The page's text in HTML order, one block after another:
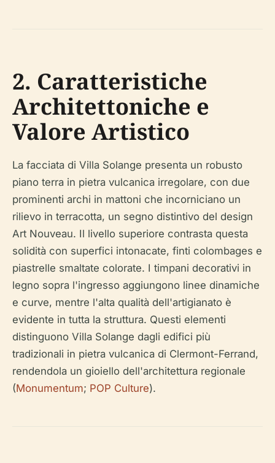
2. Caratteristiche
Architettoniche e
Valore Artistico
La facciata di Villa Solange presenta un robusto
piano terra in pietra vulcanica irregolare, con due
prominenti archi in mattoni che incorniciano un
rilievo in terracotta, un segno distintivo del design
Art Nouveau. Il livello superiore contrasta questa
solidità con superfici intonacate, finti colombages e
piastrelle smaltate colorate. I timpani decorativi in
legno sopra l'ingresso aggiungono linee dinamiche
e curve, mentre l'alta qualità dell'artigianato è
evidente in tutta la struttura. Questi elementi
distinguono Villa Solange dagli edifici più
tradizionali in pietra vulcanica di Clermont-Ferrand,
rendendola un gioiello dell'architettura regionale
(Monumentum; POP Culture).